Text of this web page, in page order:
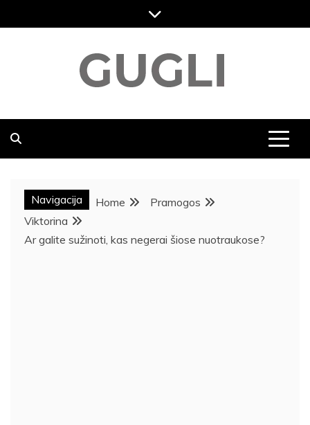
to
DVASINGUMAS, KELIONĖS NAUJIENOS, MENAS,
Navigacija Home
Pramogos
Viktorina
Ar galite sužinoti, kas negerai šiose nuotraukose?